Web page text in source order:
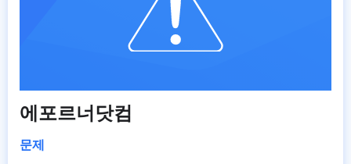
에포르너닷컴
문제